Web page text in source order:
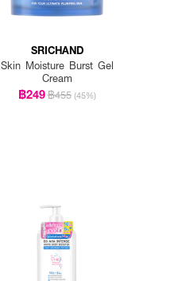
SRICHAND
Skin Moisture Burst Gel
Cream
฿249฿455 (45%)